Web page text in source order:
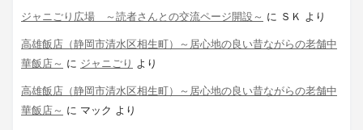
ジャニごり広場 ～読者さんとの交流ページ開設～ に ＳＫ より
高雄飯店（静岡市清水区相生町）～居心地の良い昔ながらの老舗中
華飯店～ に ジャニごり より
高雄飯店（静岡市清水区相生町）～居心地の良い昔ながらの老舗中
華飯店～ に マック より